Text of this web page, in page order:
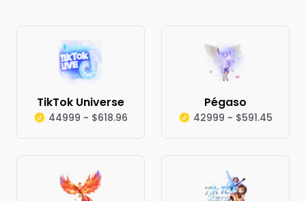
TikTok Universe
44999 ~ $618.96
Pégaso
42999 ~ $591.45